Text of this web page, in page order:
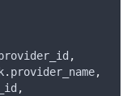
,
k. provider_name,
,